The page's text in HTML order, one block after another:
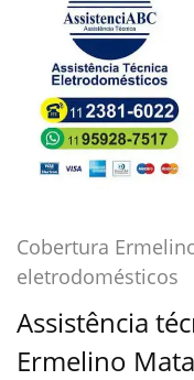
Cobertura
eletrodomésticos
Assistência
Ermelino